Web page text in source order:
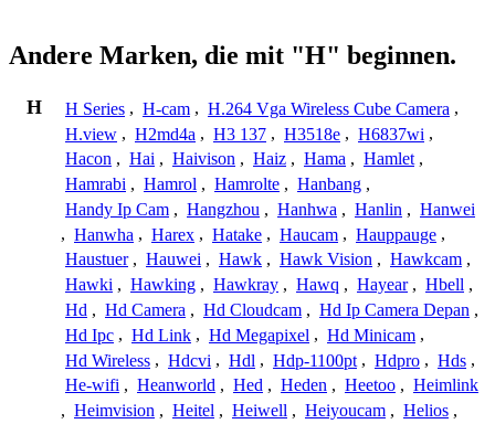
Andere Marken, die mit "H" beginnen.
H H Series , H-cam , H.264 Vga Wireless Cube Camera ,
H.view , H2md4a , H3 137 , H3518e , H6837wi ,
Hacon , Hai , Haivison , Haiz , Hama , Hamlet ,
Hamrabi , Hamrol , Hamrolte , Hanbang ,
Handy Ip Cam , Hangzhou , Hanhwa , Hanlin , Hanwei
, Hanwha , Harex , Hatake , Haucam , Hauppauge ,
Haustuer , Hauwei , Hawk , Hawk Vision , Hawkcam ,
Hawki , Hawking , Hawkray , Hawq , Hayear , Hbell ,
Hd , Hd Camera , Hd Cloudcam , Hd Ip Camera Depan ,
Hd Ipc , Hd Link , Hd Megapixel , Hd Minicam ,
Hd Wireless , Hdcvi , Hdl , Hdp-1100pt , Hdpro , Hds ,
He-wifi , Heanworld , Hed , Heden , Heetoo , Heimlink
, Heimvision , Heitel , Heiwell , Heiyoucam , Helios ,